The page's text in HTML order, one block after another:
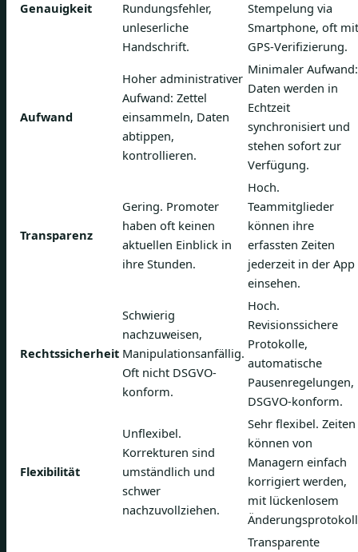
Genauigkeit
Rundungsfehler,
unleserliche
Handschrift.
Stempelung via
Smartphone, oft mit
GPS-Verifizierung.
Aufwand
Hoher administrativer
Aufwand: Zettel
einsammeln, Daten
abtippen,
kontrollieren.
Minimaler Aufwand:
Daten werden in
Echtzeit
synchronisiert und
stehen sofort zur
Verfügung.
Transparenz
Gering. Promoter
haben oft keinen
aktuellen Einblick in
ihre Stunden.
Hoch.
Teammitglieder
können ihre
erfassten Zeiten
jederzeit in der App
einsehen.
Rechtssicherheit
Schwierig
nachzuweisen,
Manipulationsanfällig.
Oft nicht DSGVO-
konform.
Hoch.
Revisionssichere
Protokolle,
automatische
Pausenregelungen,
DSGVO-konform.
Flexibilität
Unflexibel.
Korrekturen sind
umständlich und
schwer
nachzuvollziehen.
Sehr flexibel. Zeiten
können von
Managern einfach
korrigiert werden,
mit lückenlosem
Transparente